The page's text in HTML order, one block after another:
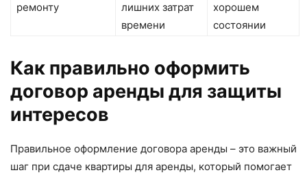
ремонту
лишних затрат
времени
хорошем
состоянии
Как правильно оформить
договор аренды для защиты
интересов
Правильное оформление договора аренды – это важный
шаг при сдаче квартиры для аренды, который помогает